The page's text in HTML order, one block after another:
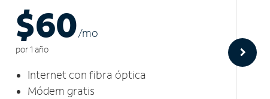
$60/mo
por 1 año
Internet con fibra óptica
Módem gratis